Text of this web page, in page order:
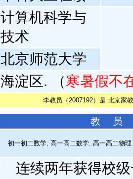
计算机科学与
技术
北京师范大学
海淀区. （寒暑假不
李教员（2007192）是 北京家
教 员
初一初二数学, 高一高二数学, 高一高二物理
连续两年获得校级